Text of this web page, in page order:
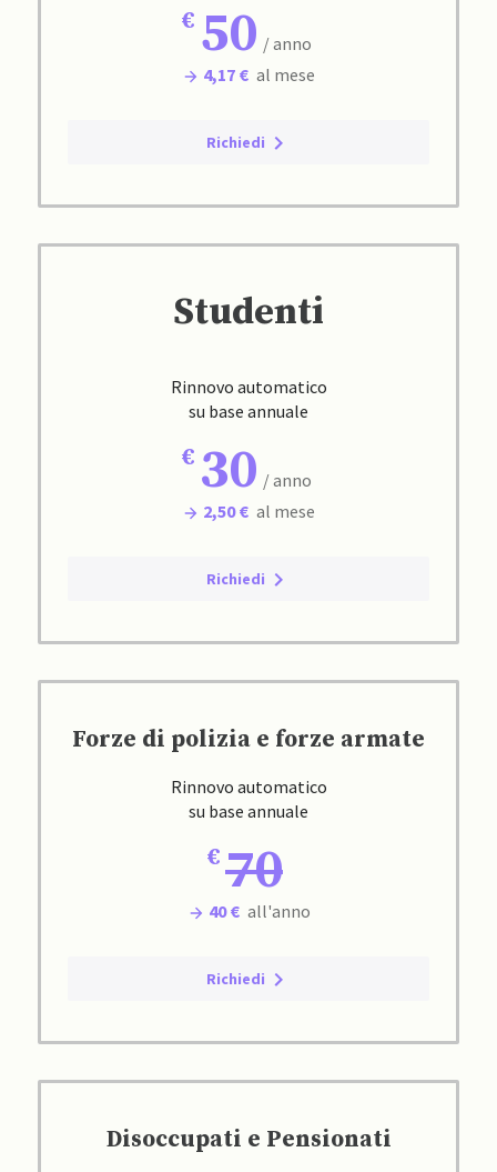
50 / anno
4,17 € al mese
Richiedi
Studenti
Rinnovo automatico
su base annuale
30 / anno
2,50 € al mese
Richiedi
Forze di polizia e forze armate
Rinnovo automatico
su base annuale
70
40 € all'anno
Richiedi
Disoccupati e Pensionati